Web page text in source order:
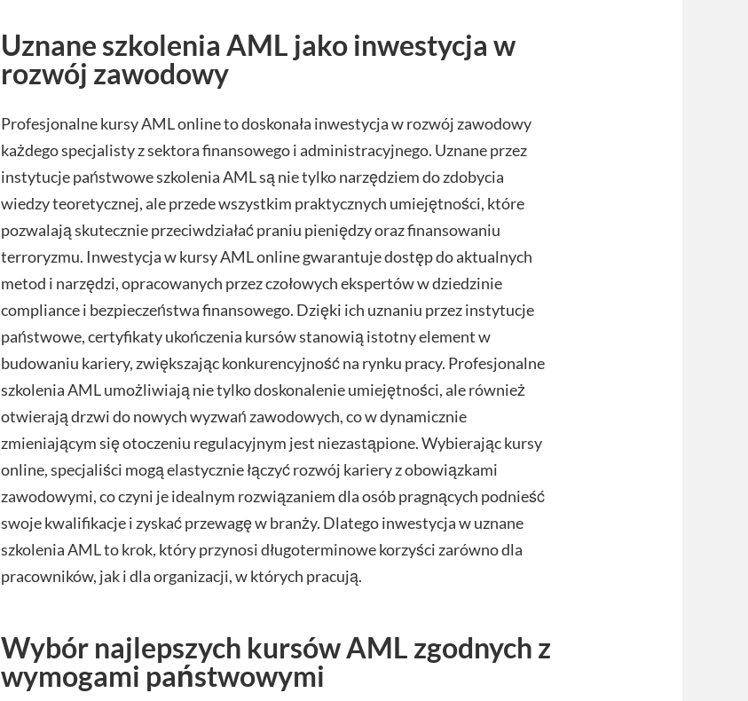
Uznane szkolenia AML jako inwestycja w
rozwój zawodowy
Profesjonalne kursy AML online to doskonała inwestycja w rozwój zawodowy
każdego specjalisty z sektora finansowego i administracyjnego. Uznane przez
instytucje państwowe szkolenia AML są nie tylko narzędziem do zdobycia
wiedzy teoretycznej, ale przede wszystkim praktycznych umiejętności, które
pozwalają skutecznie przeciwdziałać praniu pieniędzy oraz finansowaniu
terroryzmu. Inwestycja w kursy AML online gwarantuje dostęp do aktualnych
metod i narzędzi, opracowanych przez czołowych ekspertów w dziedzinie
compliance i bezpieczeństwa finansowego. Dzięki ich uznaniu przez instytucje
państwowe, certyfikaty ukończenia kursów stanowią istotny element w
budowaniu kariery, zwiększając konkurencyjność na rynku pracy. Profesjonalne
szkolenia AML umożliwiają nie tylko doskonalenie umiejętności, ale również
otwierają drzwi do nowych wyzwań zawodowych, co w dynamicznie
zmieniającym się otoczeniu regulacyjnym jest niezastąpione. Wybierając kursy
online, specjaliści mogą elastycznie łączyć rozwój kariery z obowiązkami
zawodowymi, co czyni je idealnym rozwiązaniem dla osób pragnących podnieść
swoje kwalifikacje i zyskać przewagę w branży. Dlatego inwestycja w uznane
szkolenia AML to krok, który przynosi długoterminowe korzyści zarówno dla
pracowników, jak i dla organizacji, w których pracują.
Wybór najlepszych kursów AML zgodnych z
wymogami państwowymi